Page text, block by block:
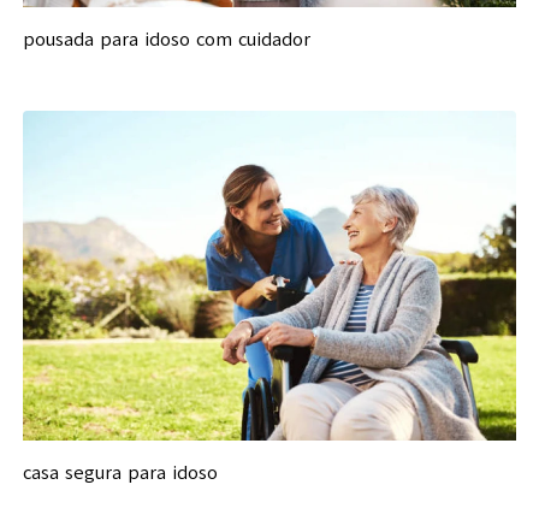
pousada para idoso com cuidador
casa segura para idoso